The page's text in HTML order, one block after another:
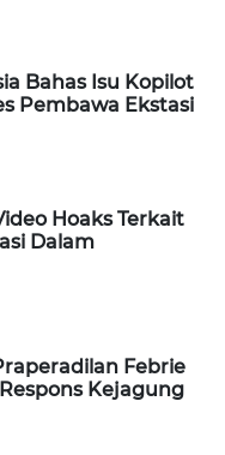
Bahas Isu Kopilot
Pembawa Ekstasi
Hoaks Terkait
Dalam
Febrie
Kejagung